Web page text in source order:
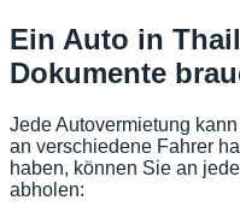
Ein Auto in
Dokumente
Jede Autovermietung
an verschiedene Fahrer
haben, können Sie an
abholen: